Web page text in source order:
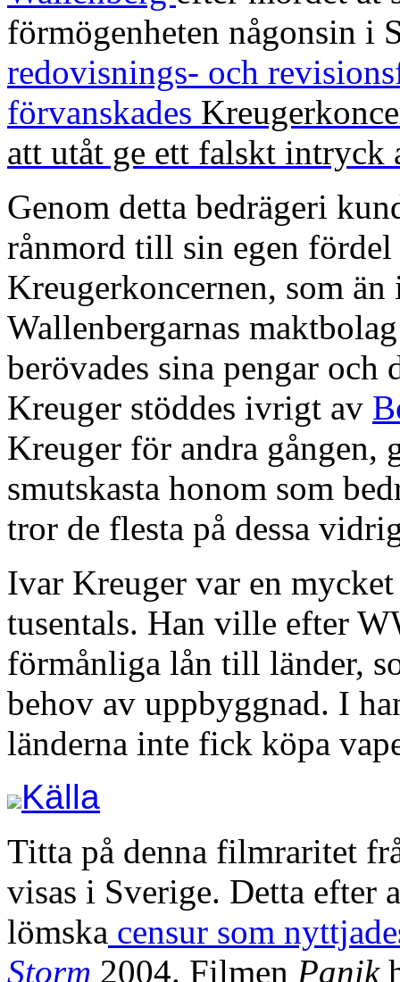
förmögenheten någonsin i
redovisnings- och
förvanskades
att utåt ge ett falskt intryck
Genom detta bedrägeri
rånmord till sin egen
Kreugerkoncernen, som
Wallenbergarnas
berövades sina pengar
Kreuger stöddes ivrigt av
Kreuger för andra gången,
smutskasta honom som
tror de flesta på dessa
Ivar Kreuger var en
tusentals. Han ville efter
förmånliga lån till länder,
behov av uppbyggnad. I
länderna inte fick köpa
Källa
Titta på denna filmraritet
visas i Sverige. Detta
lömska censur som
Storm 2004. Filmen Panik